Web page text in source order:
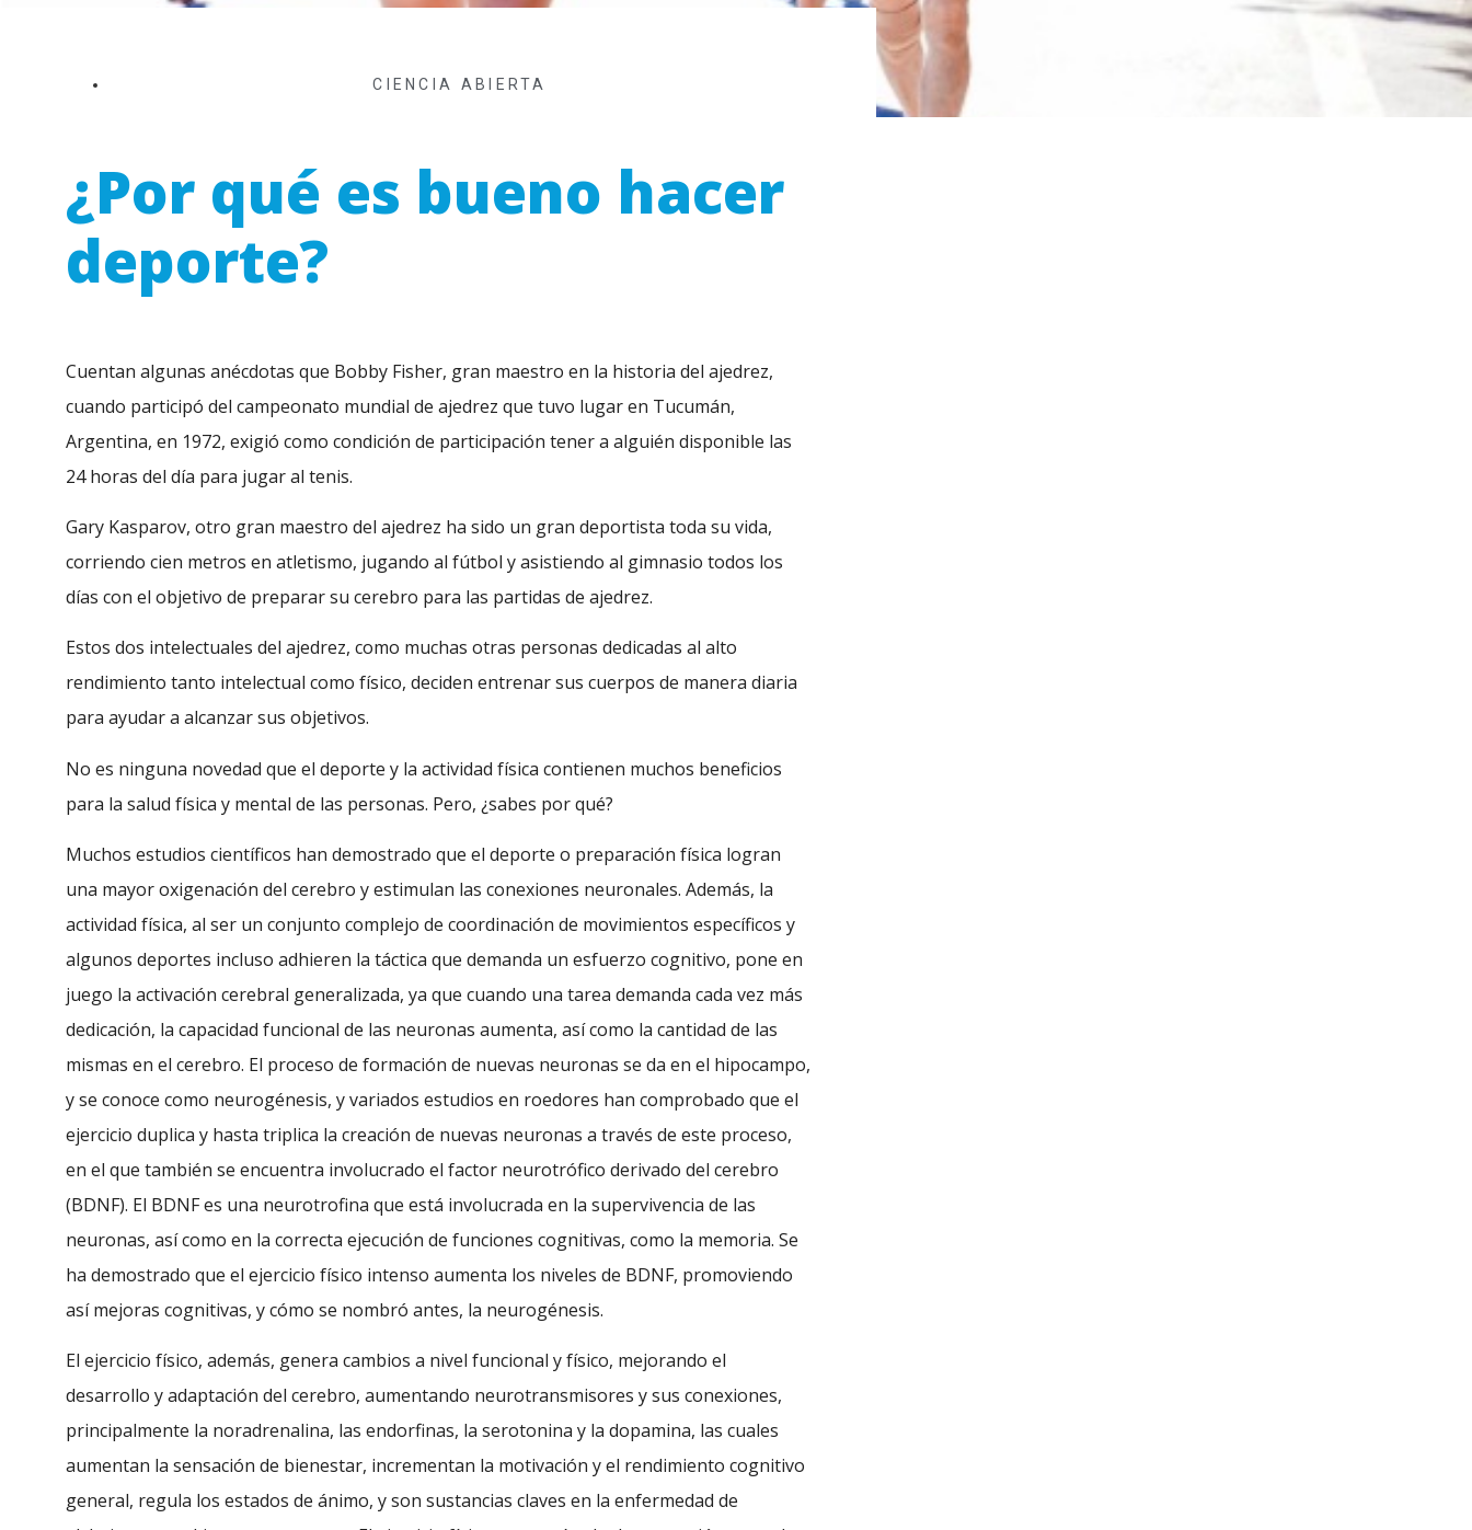
CIENCIA ABIERTA
¿Por qué es bueno hacer
deporte?
Cuentan algunas anécdotas que Bobby Fisher, gran maestro en la historia del ajedrez,
cuando participó del campeonato mundial de ajedrez que tuvo lugar en Tucumán,
Argentina, en 1972, exigió como condición de participación tener a alguién disponible las
24 horas del día para jugar al tenis.
Gary Kasparov, otro gran maestro del ajedrez ha sido un gran deportista toda su vida,
corriendo cien metros en atletismo, jugando al fútbol y asistiendo al gimnasio todos los
días con el objetivo de preparar su cerebro para las partidas de ajedrez.
Estos dos intelectuales del ajedrez, como muchas otras personas dedicadas al alto
rendimiento tanto intelectual como físico, deciden entrenar sus cuerpos de manera diaria
para ayudar a alcanzar sus objetivos.
No es ninguna novedad que el deporte y la actividad física contienen muchos beneficios
para la salud física y mental de las personas. Pero, ¿sabes por qué?
Muchos estudios científicos han demostrado que el deporte o preparación física logran
una mayor oxigenación del cerebro y estimulan las conexiones neuronales. Además, la
actividad física, al ser un conjunto complejo de coordinación de movimientos específicos y
algunos deportes incluso adhieren la táctica que demanda un esfuerzo cognitivo, pone en
juego la activación cerebral generalizada, ya que cuando una tarea demanda cada vez más
dedicación, la capacidad funcional de las neuronas aumenta, así como la cantidad de las
mismas en el cerebro. El proceso de formación de nuevas neuronas se da en el hipocampo,
y se conoce como neurogénesis, y variados estudios en roedores han comprobado que el
ejercicio duplica y hasta triplica la creación de nuevas neuronas a través de este proceso,
en el que también se encuentra involucrado el factor neurotrófico derivado del cerebro
(BDNF). El BDNF es una neurotrofina que está involucrada en la supervivencia de las
neuronas, así como en la correcta ejecución de funciones cognitivas, como la memoria. Se
ha demostrado que el ejercicio físico intenso aumenta los niveles de BDNF, promoviendo
así mejoras cognitivas, y cómo se nombró antes, la neurogénesis.
El ejercicio físico, además, genera cambios a nivel funcional y físico, mejorando el
desarrollo y adaptación del cerebro, aumentando neurotransmisores y sus conexiones,
principalmente la noradrenalina, las endorfinas, la serotonina y la dopamina, las cuales
aumentan la sensación de bienestar, incrementan la motivación y el rendimiento cognitivo
general, regula los estados de ánimo, y son sustancias claves en la enfermedad de